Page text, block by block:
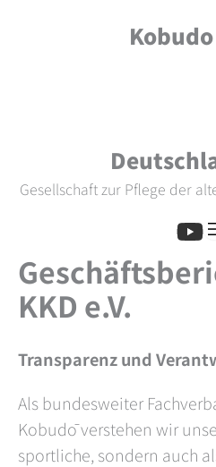
Gesellschaft zur Pflege der
KKD e.V.
Transparenz und
Als bundesweiter
Kobudō verstehen wir
sportliche, sondern auch